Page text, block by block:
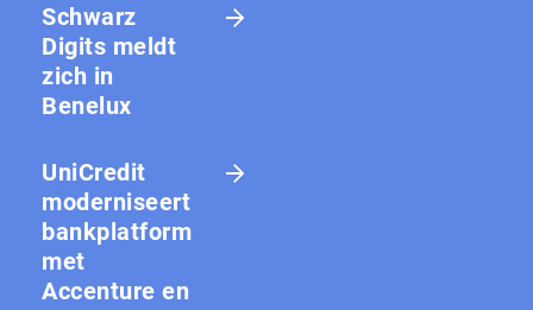
Schwarz
Digits meldt
zich in
Benelux
UniCredit
moderniseert
bankplatform
met
Accenture en